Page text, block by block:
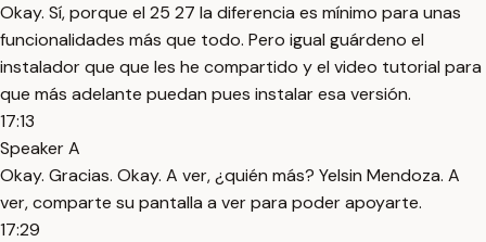
Okay. Sí, porque el 25 27 la diferencia es mínimo para unas
funcionalidades más que todo. Pero igual guárdeno el
instalador que que les he compartido y el video tutorial para
que más adelante puedan pues instalar esa versión.
17:13
Speaker A
Okay. Gracias. Okay. A ver, ¿quién más? Yelsin Mendoza. A
ver, comparte su pantalla a ver para poder apoyarte.
17:29